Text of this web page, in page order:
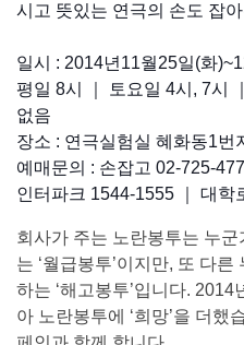
시고 뜻있는 연극의 손도 잡
일시 : 2014년11월25일(화
평일 8시 ｜ 토요일 4시, 7시
없음
장소 : 연극실험실 혜화동1번
예매문의 : 손잡고 02-725-
인터파크 1544-1555 ｜ 대학
회사가 주는 노란봉투는 누군
는 ‘월급봉투’이지만, 또 다
하는 ‘해고봉투’입니다.
아 노란봉투에 ‘희망’을 더했